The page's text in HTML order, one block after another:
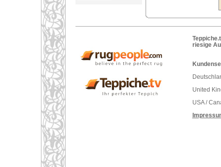
riesige
United
USA /